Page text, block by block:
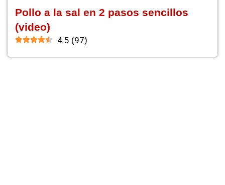
Pollo a la sal en 2 pasos sencillos
(video)
4.5 (97)